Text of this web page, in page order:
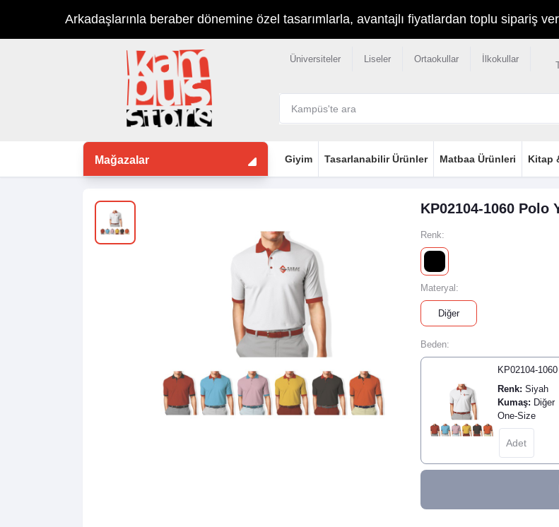
Arkadaşlarınla beraber dönemine özel tasarımlarla, avantajlı fiyatlardan toplu sipariş
Üniversiteler Liseler Ortaokullar İlkokullar
Mağazalar Giyim Tasarlanabilir Ürünler Matbaa Ürünleri Kitap
KP02104-1060 Polo
Renk:
Materyal:
Diğer
Beden:
KP02104-
Renk: Siyah
Kumaş: Diğer
One-Size